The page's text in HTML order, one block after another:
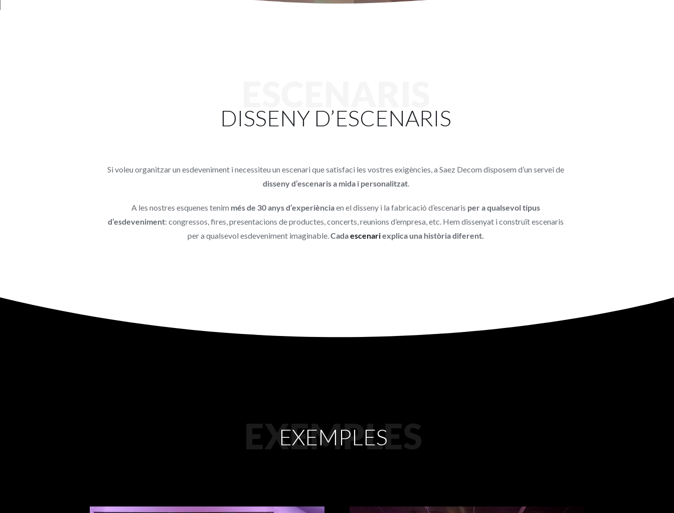
DISSENY D’ESCENARIS
Si voleu organitzar un esdeveniment i necessiteu un escenari que satisfaci les vostres exigències, a Saez Decom disposem d’un servei de
dissenyd’escenaris a mida i personalitzat.
A les nostres esquenes tenim més de 30 anys d’experiènciaen el disseny i la fabricació d’escenaris per a qualsevol tipus
d’esdeveniment: congressos, fires, presentacions de productes, concerts, reunions d’empresa, etc. Hem dissenyat i construït escenaris
per a qualsevol esdeveniment imaginable.Cadaescenariexplica una història diferent.
EXEMPLES
EXEMPLES